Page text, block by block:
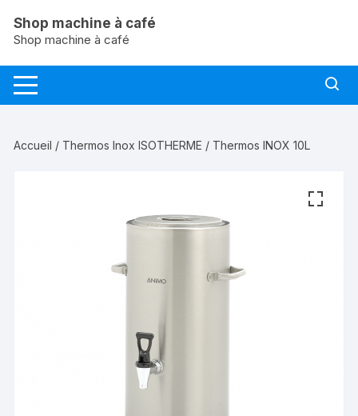
contenu
Shop machine à café
Shop machine à café
Accueil / Thermos Inox ISOTHERME / Thermos INOX 10L